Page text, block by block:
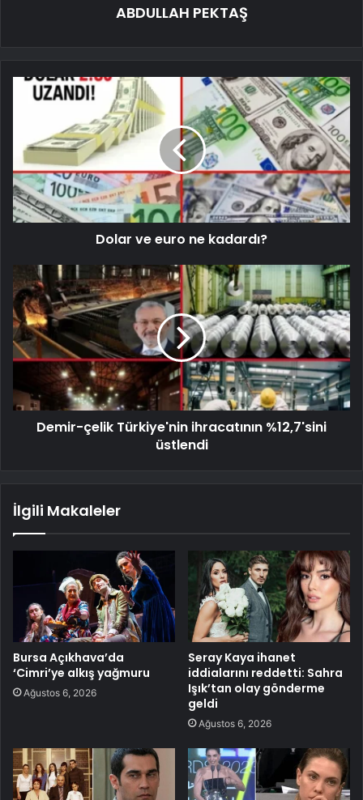
ABDULLAH PEKTAŞ
Dolar ve euro ne kadardı?
Demir-çelik Türkiye'nin ihracatının %12,7'sini
üstlendi
İlgili Makaleler
Bursa Açıkhava’da
‘Cimri’ye alkış yağmuru
Ağustos 6, 2026
Seray Kaya ihanet
iddialarını reddetti: Sahra
Işık’tan olay gönderme
geldi
Ağustos 6, 2026